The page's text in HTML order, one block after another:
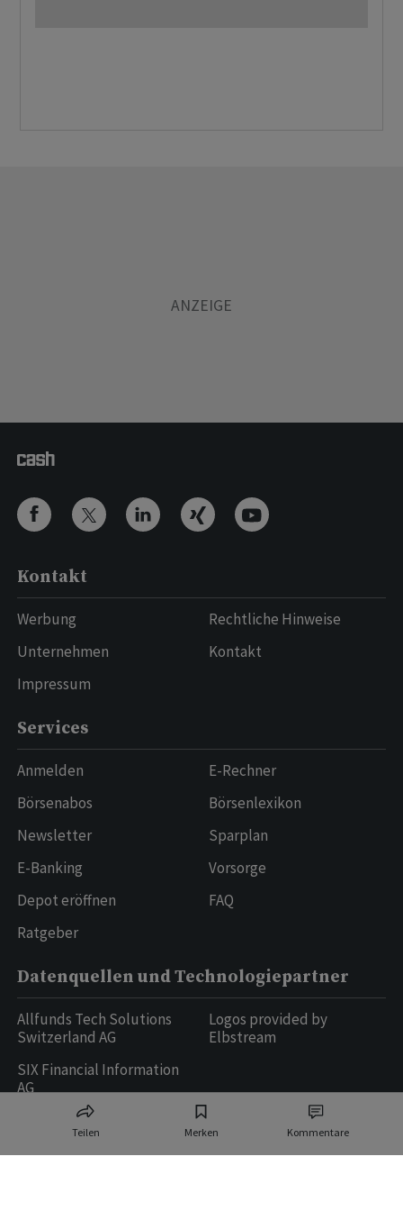
Teilen Merken Kommentare
Kontakt
Werbung
Unternehmen
Impressum
Rechtliche Hinweise
Kontakt
Services
Anmelden
Börsenabos
Newsletter
E-Banking
Depot eröffnen
Ratgeber
E-Rechner
Börsenlexikon
Sparplan
Vorsorge
FAQ
Datenquellen und Technologiepartner
Allfunds Tech Solutions
Switzerland AG
SIX Financial Information
AG
Logos provided by
Elbstream
Ringier AG | Ringier Medien Schweiz